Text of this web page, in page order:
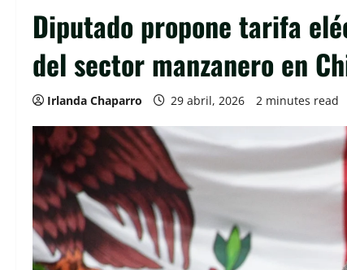
Diputado propone tarifa
del sector manzanero en
Irlanda Chaparro 29 abril, 2026 2 minutes read